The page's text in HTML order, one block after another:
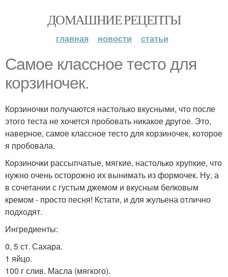
ДОМАШНИЕ РЕЦЕПТЫ
главная новости статьи
Самое классное тесто для
корзиночек.
Корзиночки получаются настолько вкусными, что после
этого теста не хочется пробовать никакое другое. Это,
наверное, самое классное тесто для корзиночек, которое
я пробовала.
Корзиночки рассыпчатые, мягкие, настолько хрупкие, что
нужно очень осторожно их вынимать из формочек. Ну, а
в сочетании с густым джемом и вкусным белковым
кремом - просто песня! Кстати, и для жульена отлично
подходят.
Ингредиенты:
0, 5 ст. Сахара.
1 яйцо.
100 г слив. Масла (мягкого).